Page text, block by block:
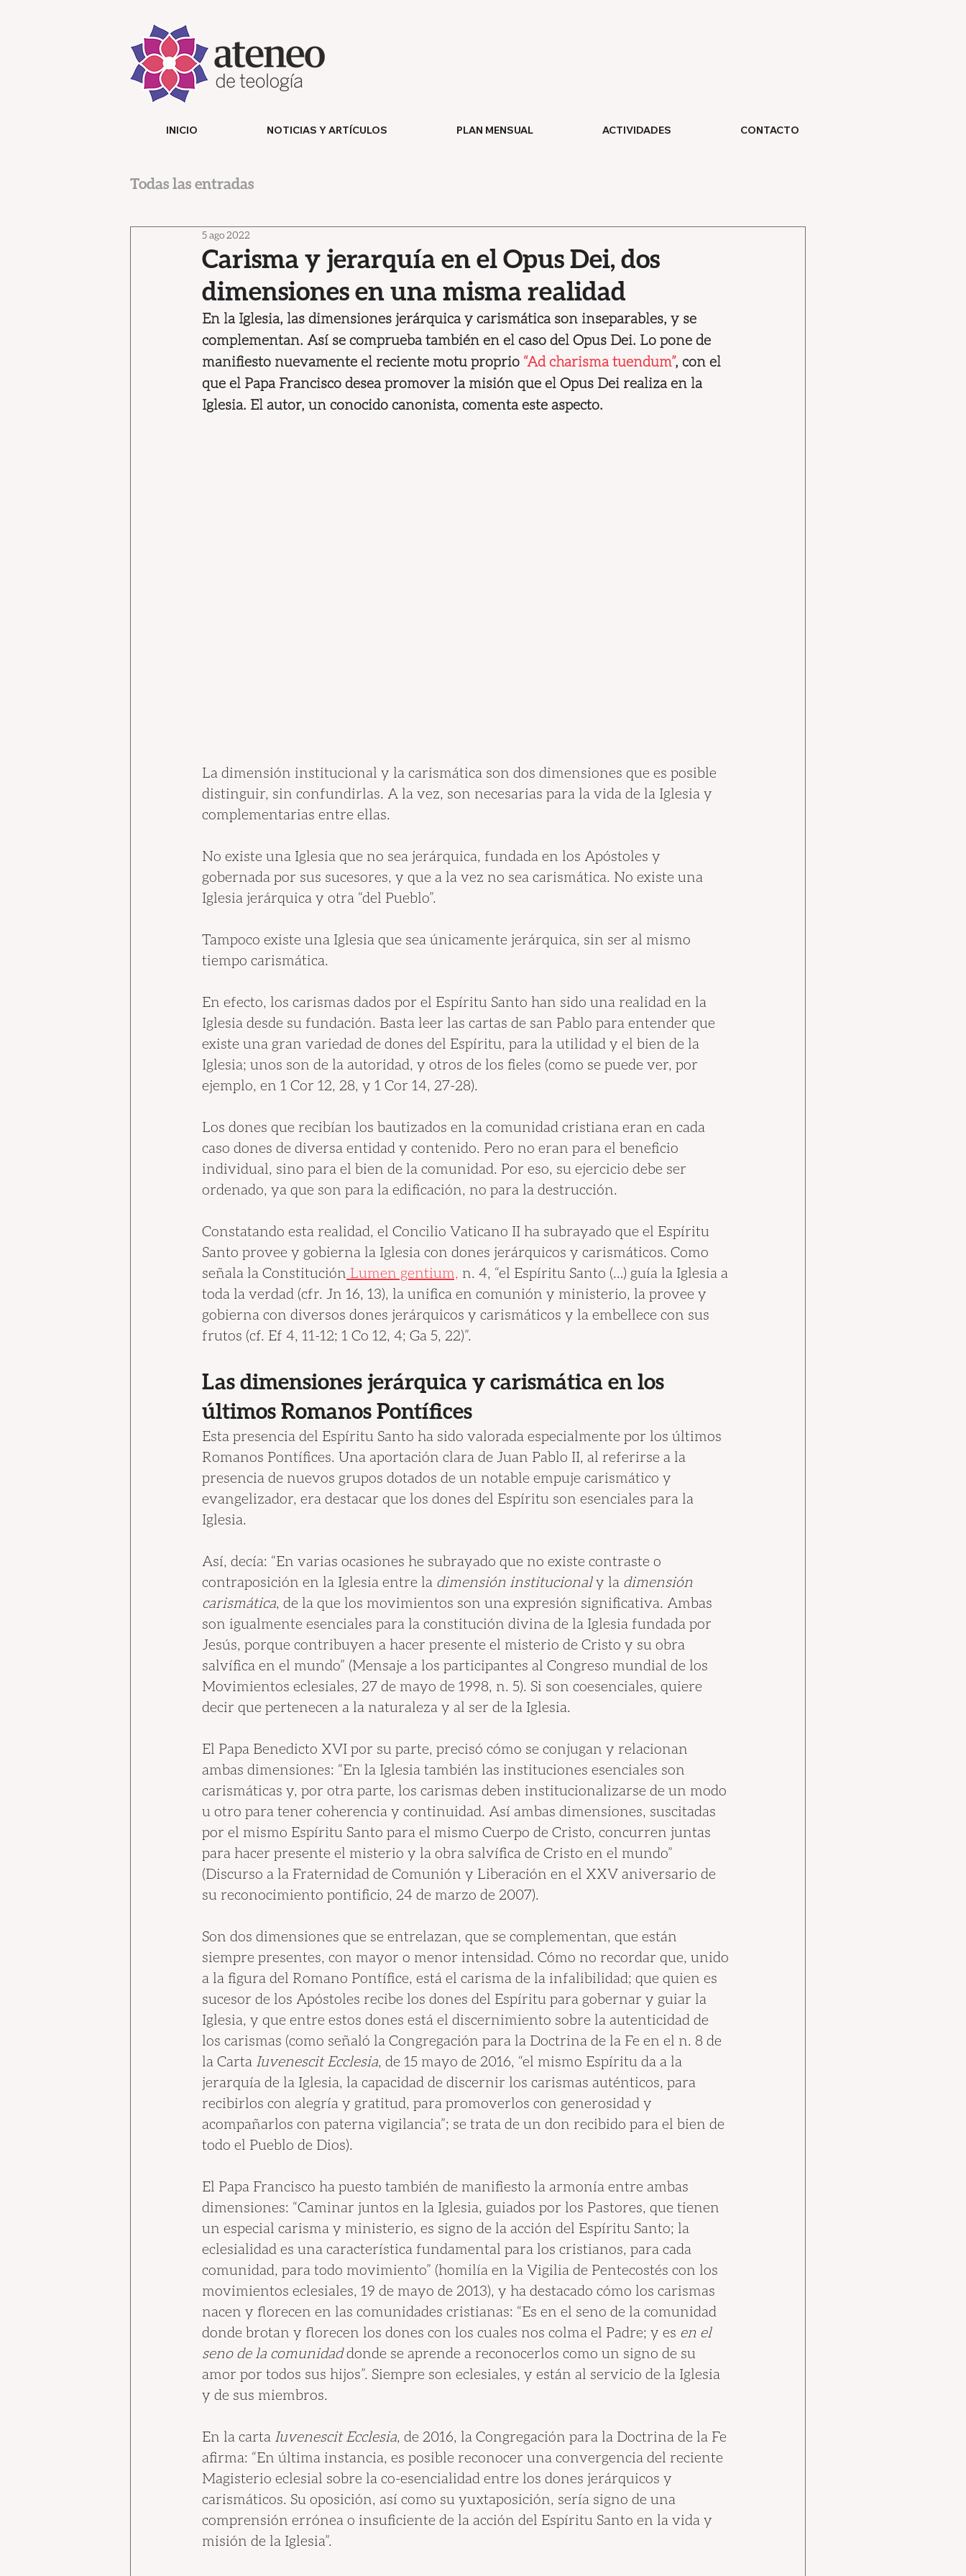
INICIO NOTICIAS Y ARTÍCULOS PLAN MENSUAL ACTIVIDADES CONTACTO
Todas las entradas
Carisma y jerarquía en el Opus Dei, dos
dimensiones en una misma realidad
5 ago 2022
En la Iglesia, las dimensiones jerárquica y carismática son inseparables, y se
complementan. Así se comprueba también en el caso del Opus Dei. Lo pone de
manifiesto nuevamente el reciente motu proprio “Ad charisma tuendum”, con el
que el Papa Francisco desea promover la misión que el Opus Dei realiza en la
Iglesia. El autor, un conocido canonista, comenta este aspecto.
La dimensión institucional y la carismática son dos dimensiones que es posible
distinguir, sin confundirlas. A la vez, son necesarias para la vida de la Iglesia y
complementarias entre ellas.
No existe una Iglesia que no sea jerárquica, fundada en los Apóstoles y
gobernada por sus sucesores, y que a la vez no sea carismática. No existe una
Iglesia jerárquica y otra “del Pueblo”.
Tampoco existe una Iglesia que sea únicamente jerárquica, sin ser al mismo
tiempo carismática.
En efecto, los carismas dados por el Espíritu Santo han sido una realidad en la
Iglesia desde su fundación. Basta leer las cartas de san Pablo para entender que
existe una gran variedad de dones del Espíritu, para la utilidad y el bien de la
Iglesia; unos son de la autoridad, y otros de los fieles (como se puede ver, por
ejemplo, en 1 Cor 12, 28, y 1 Cor 14, 27-28).
Los dones que recibían los bautizados en la comunidad cristiana eran en cada
caso dones de diversa entidad y contenido. Pero no eran para el beneficio
individual, sino para el bien de la comunidad. Por eso, su ejercicio debe ser
ordenado, ya que son para la edificación, no para la destrucción.
Constatando esta realidad, el Concilio Vaticano II ha subrayado que el Espíritu
Santo provee y gobierna la Iglesia con dones jerárquicos y carismáticos. Como
señala la Constitución Lumen gentium, n. 4, “el Espíritu Santo (…) guía la Iglesia a
toda la verdad (cfr. Jn 16, 13), la unifica en comunión y ministerio, la provee y
gobierna con diversos dones jerárquicos y carismáticos y la embellece con sus
frutos (cf. Ef 4, 11-12; 1 Co 12, 4; Ga 5, 22)”.
Las dimensiones jerárquica y carismática en los
últimos Romanos Pontífices
Esta presencia del Espíritu Santo ha sido valorada especialmente por los últimos
Romanos Pontífices. Una aportación clara de Juan Pablo II, al referirse a la
presencia de nuevos grupos dotados de un notable empuje carismático y
evangelizador, era destacar que los dones del Espíritu son esenciales para la
Iglesia.
Así, decía: “En varias ocasiones he subrayado que no existe contraste o
contraposición en la Iglesia entre la dimensión institucional y la dimensión
carismática, de la que los movimientos son una expresión significativa. Ambas
son igualmente esenciales para la constitución divina de la Iglesia fundada por
Jesús, porque contribuyen a hacer presente el misterio de Cristo y su obra
salvífica en el mundo” (Mensaje a los participantes al Congreso mundial de los
Movimientos eclesiales, 27 de mayo de 1998, n. 5). Si son coesenciales, quiere
decir que pertenecen a la naturaleza y al ser de la Iglesia.
El Papa Benedicto XVI por su parte, precisó cómo se conjugan y relacionan
ambas dimensiones: “En la Iglesia también las instituciones esenciales son
carismáticas y, por otra parte, los carismas deben institucionalizarse de un modo
u otro para tener coherencia y continuidad. Así ambas dimensiones, suscitadas
por el mismo Espíritu Santo para el mismo Cuerpo de Cristo, concurren juntas
para hacer presente el misterio y la obra salvífica de Cristo en el mundo”
(Discurso a la Fraternidad de Comunión y Liberación en el XXV aniversario de
su reconocimiento pontificio, 24 de marzo de 2007).
Son dos dimensiones que se entrelazan, que se complementan, que están
siempre presentes, con mayor o menor intensidad. Cómo no recordar que, unido
a la figura del Romano Pontífice, está el carisma de la infalibilidad; que quien es
sucesor de los Apóstoles recibe los dones del Espíritu para gobernar y guiar la
Iglesia, y que entre estos dones está el discernimiento sobre la autenticidad de
los carismas (como señaló la Congregación para la Doctrina de la Fe en el n. 8 de
la Carta Iuvenescit Ecclesia, de 15 mayo de 2016, “el mismo Espíritu da a la
jerarquía de la Iglesia, la capacidad de discernir los carismas auténticos, para
recibirlos con alegría y gratitud, para promoverlos con generosidad y
acompañarlos con paterna vigilancia”; se trata de un don recibido para el bien de
todo el Pueblo de Dios).
El Papa Francisco ha puesto también de manifiesto la armonía entre ambas
dimensiones: “Caminar juntos en la Iglesia, guiados por los Pastores, que tienen
un especial carisma y ministerio, es signo de la acción del Espíritu Santo; la
eclesialidad es una característica fundamental para los cristianos, para cada
comunidad, para todo movimiento” (homilía en la Vigilia de Pentecostés con los
movimientos eclesiales, 19 de mayo de 2013), y ha destacado cómo los carismas
nacen y florecen en las comunidades cristianas: “Es en el seno de la comunidad
donde brotan y florecen los dones con los cuales nos colma el Padre; y es en el
seno de la comunidad donde se aprende a reconocerlos como un signo de su
amor por todos sus hijos”. Siempre son eclesiales, y están al servicio de la Iglesia
y de sus miembros.
En la carta Iuvenescit Ecclesia, de 2016, la Congregación para la Doctrina de la Fe
afirma: “En última instancia, es posible reconocer una convergencia del reciente
Magisterio eclesial sobre la co-esencialidad entre los dones jerárquicos y
carismáticos. Su oposición, así como su yuxtaposición, sería signo de una
comprensión errónea o insuficiente de la acción del Espíritu Santo en la vida y
misión de la Iglesia”.